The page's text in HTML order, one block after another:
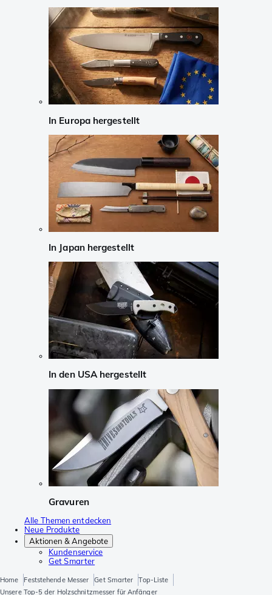
In Europa hergestellt
In Japan hergestellt
In den USA hergestellt
Gravuren
Alle Themen entdecken
Neue Produkte
Aktionen & Angebote
Kundenservice
Get Smarter
Home Feststehende Messer Get Smarter
Top-Liste
Unsere Top-5 der Holzschnitzmesser für Anfänger